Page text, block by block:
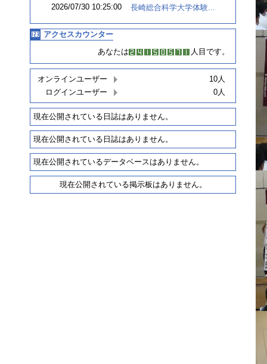
2026/07/30 10:25:00
長崎総合科学大学体験...
アクセスカウンター
あなたは
人目です。
オンラインユーザー
10人
ログインユーザー
0人
現在公開されている日誌はありません。
現在公開されている日誌はありません。
現在公開されているデータベースはありません。
現在公開されている掲示板はありません。